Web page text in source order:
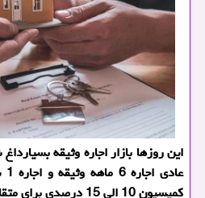
این روزها بازار اجاره وثیقه
کمیسیون 10 الی 15 درصدی برای متقاضیان است.